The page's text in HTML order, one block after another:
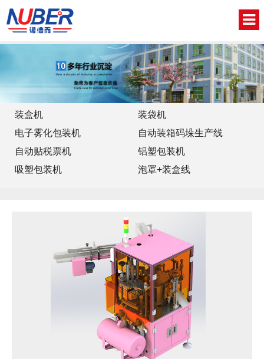
关于我们
新闻中心
产品中心
视频中心
装盒机
装袋机
电子雾化包装机
自动装箱码垛生产线
自动贴税票机
铝塑包装机
吸塑包装机
泡罩+装盒线